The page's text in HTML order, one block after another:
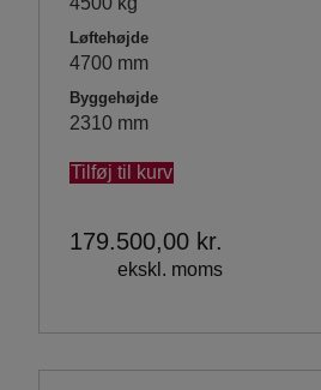
Løftehøjde
4700 mm
Byggehøjde
2310 mm
Tilføj til kurv
179.500,00 kr.
ekskl. moms